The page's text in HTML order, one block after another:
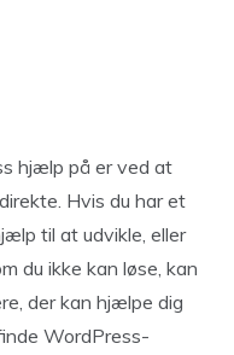
hjælp på er ved at
Hvis du har et
til at udvikle, eller
du ikke kan løse, kan
der kan hjælpe dig
WordPress-